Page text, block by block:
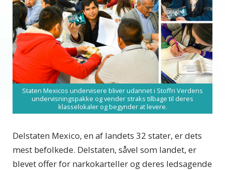
Staten Mexicos undervisere bliver udannet i Stoffri Verdens
undervisningspakke og vender straks tilbage til deres
klasselokaler og begynder at levere.
Delstaten Mexico, en af landets 32 stater, er dets
mest befolkede. Delstaten, såvel som landet, er
blevet offer for narkokarteller og deres ledsagende